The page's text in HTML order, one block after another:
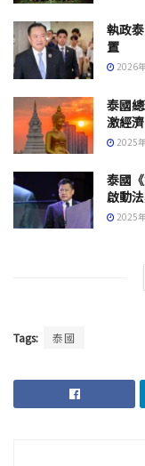
執政
置
2026
泰國
激經濟
2025
泰國
啟動
2025
Tags: 泰國